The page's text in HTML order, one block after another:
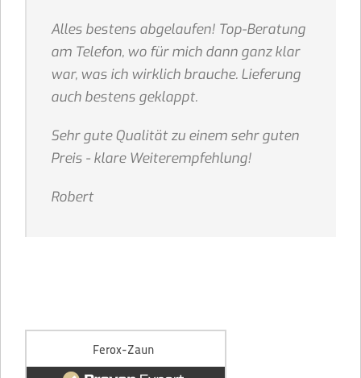
Alles bestens abgelaufen! Top-Beratung
am Telefon, wo für mich dann ganz klar
war, was ich wirklich brauche. Lieferung
auch bestens geklappt.
Sehr gute Qualität zu einem sehr guten
Preis - klare Weiterempfehlung!
Robert